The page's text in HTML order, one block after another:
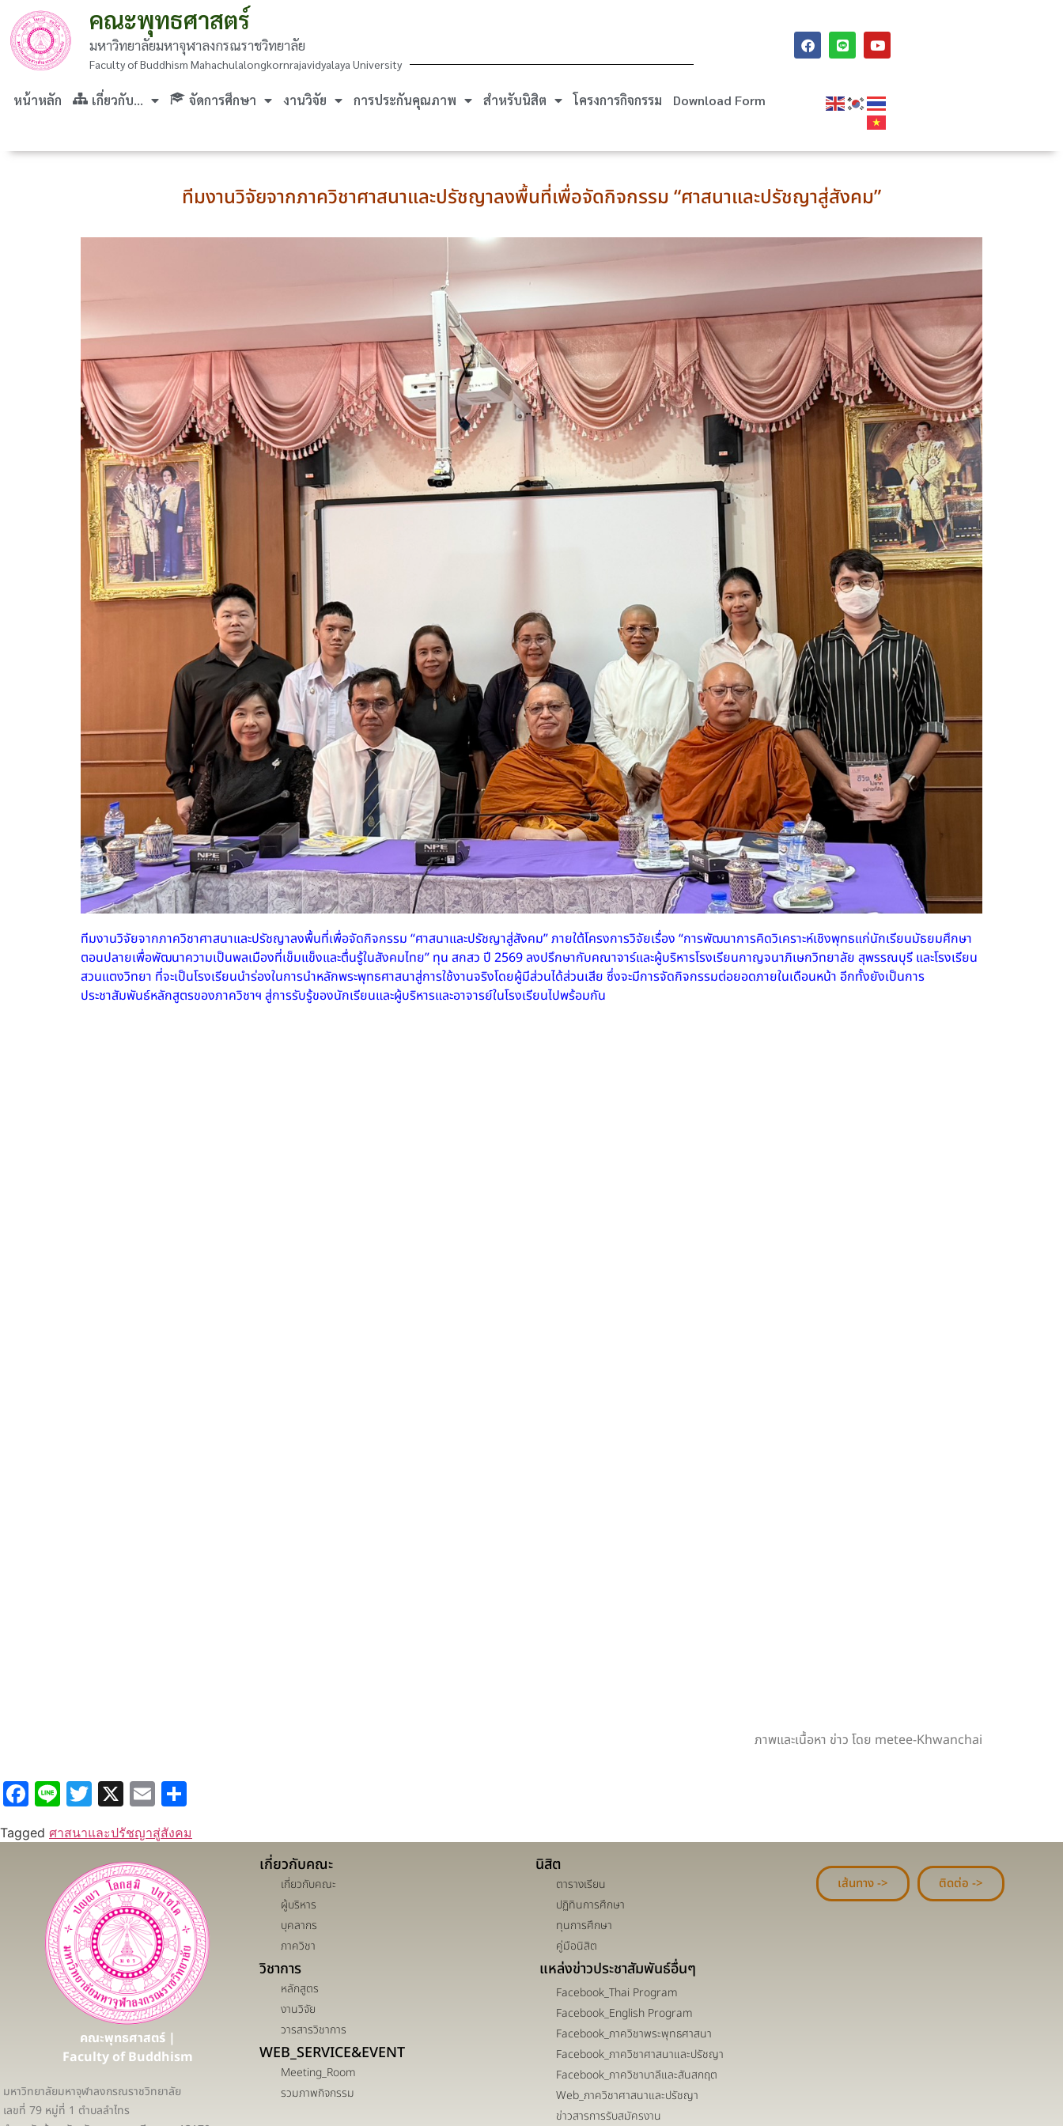
คณะพุทธศาสตร์
มหาวิทยาลัยมหาจุฬาลงกรณราชวิทยาลัย
Faculty of Buddhism Mahachulalongkornrajavidyalaya University
หน้าหลัก เกี่ยวกับ… จัดการศึกษา งานวิจัย การประกันคุณภาพ สำหรับนิสิต โครงการกิจกรรม Download Form
ทีมงานวิจัยจากภาควิชาศาสนาและปรัชญาลงพื้นที่เพื่อจัดกิจกรรม “ศาสนาและปรัชญาสู่สังคม”
ทีมงานวิจัยจากภาควิชาศาสนาและปรัชญาลงพื้นที่เพื่อจัดกิจกรรม “ศาสนาและปรัชญาสู่สังคม” ภายใต้โครงการวิจัยเรื่อง “การพัฒนาการคิดวิเคราะห์เชิงพุทธแก่นักเรียนมัธยมศึกษา
ตอนปลายเพื่อพัฒนาความเป็นพลเมืองที่เข็มแข็งและตื่นรู้ในสังคมไทย” ทุน สกสว ปี 2569 ลงปรึกษากับคณาจาร์และผู้บริหารโรงเรียนกาญจนาภิเษกวิทยาลัย สุพรรณบุรี และโรงเรียน
สวนแตงวิทยา ที่จะเป็นโรงเรียนนำร่องในการนำหลักพระพุทธศาสนาสู่การใช้งานจริงโดยผู้มีส่วนได้ส่วนเสีย ซึ่งจะมีการจัดกิจกรรมต่อยอดภายในเดือนหน้า อีกทั้งยังเป็นการ
ประชาสัมพันธ์หลักสูตรของภาควิชาฯ สู่การรับรู้ของนักเรียนและผู้บริหารและอาจารย์ในโรงเรียนไปพร้อมกัน
ภาพและเนื้อหา ข่าว โดย metee-Khwanchai
Facebook
LineTwitter
X Email
Tagged ศาสนาและปรัชญาสู่สังคม
คณะพุทธศาสตร์ |
Faculty of Buddhism
มหาวิทยาลัยมหาจุฬาลงกรณราชวิทยาลัย
เลขที่ 79 หมู่ที่ 1 ตำบลลำไทร
เกี่ยวกับคณะ
เกี่ยวกับคณะ
ผู้บริหาร
บุคลากร
ภาควิชา
วิชาการ
หลักสูตร
งานวิจัย
วารสารวิชาการ
WEB_SERVICE&EVENT
Meeting_Room
รวมภาพกิจกรรม
นิสิต
ตารางเรียน
ปฏิทินการศึกษา
ทุนการศึกษา
คู่มือนิสิต
แหล่งข่าวประชาสัมพันธ์อื่นๆ
Facebook_Thai Program
Facebook_English Program
Facebook_ภาควิชาพระพุทธศาสนา
Facebook_ภาควิชาศาสนาและปรัชญา
Facebook_ภาควิชาบาลีและสันสกฤต
Web_ภาควิชาศาสนาและปรัชญา
ข่าวสารการรับสมัครงาน
เส้นทาง -> ติดต่อ ->